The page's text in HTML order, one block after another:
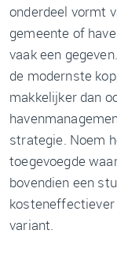
onderdeel vormt
gemeente of
vaak een
de modernste
makkelijker dan
strategie. Noem
toegevoegde
bovendien een
kosteneffectiever
variant.